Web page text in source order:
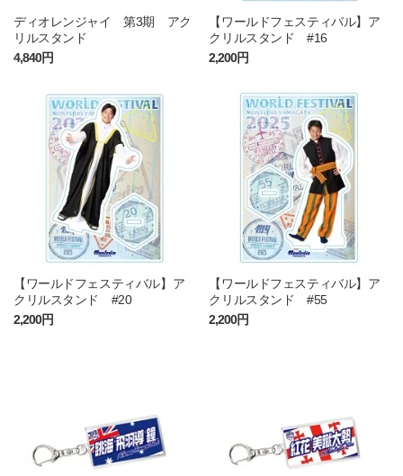
ディオレンジャイ 第3期 アク
リルスタンド
4,840円
【ワールドフェスティバル】ア
クリルスタンド #16
2,200円
【ワールドフェスティバル】ア
クリルスタンド #20
2,200円
【ワールドフェスティバル】ア
クリルスタンド #55
2,200円